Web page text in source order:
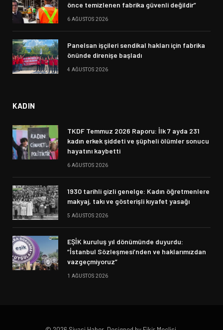
önce temizlenen fabrika güvenli değildir”
6 AĞUSTOS 2026
Panelsan işçileri sendikal hakları için fabrika
önünde direnişe başladı
4 AĞUSTOS 2026
KADIN
TKDF Temmuz 2026 Raporu: İlk 7 ayda 231
kadın erkek şiddeti ve şüpheli ölümler sonucu
hayatını kaybetti
6 AĞUSTOS 2026
1930 tarihli gizli genelge: Kadın öğretmenlere
makyaj, takı ve gösterişli kıyafet yasağı
5 AĞUSTOS 2026
EŞİK kuruluş yıl dönümünde duyurdu:
“İstanbul Sözleşmesi’nden ve haklarımızdan
vazgeçmiyoruz”
1 AĞUSTOS 2026